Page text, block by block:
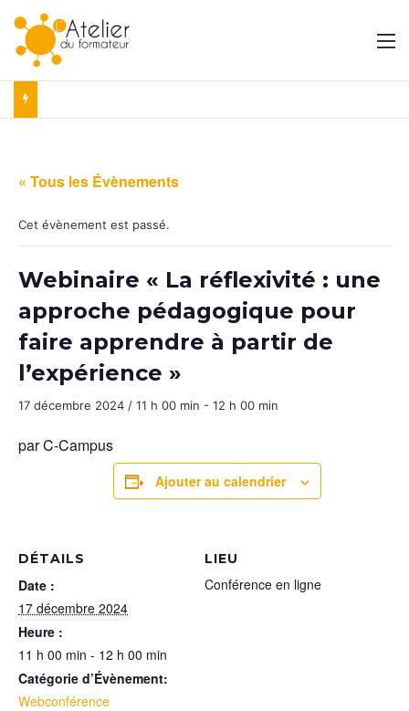
« Tous les Évènements
Cet évènement est passé.
Webinaire « La réflexivité : une
approche pédagogique pour
faire apprendre à partir de
l’expérience »
17 décembre 2024 / 11 h 00 min - 12 h 00 min
par C-Campus
Ajouter au calendrier
DÉTAILS
Date :
17 décembre 2024
Heure :
11 h 00 min - 12 h 00 min
Catégorie d’Évènement:
Webconférence
LIEU
Conférence en ligne